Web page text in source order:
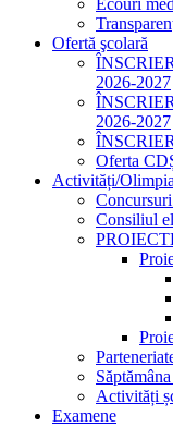
Ecouri
Ofertă şcolară
2026-2027
2026-2027
Oferta
Activități/
Consiliul
Activități
Examene